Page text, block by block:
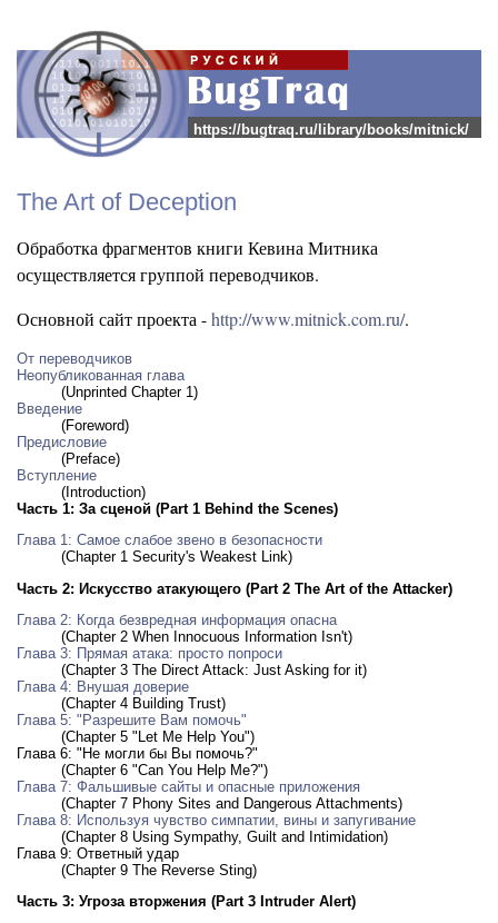
https://bugtraq.ru/library/books/mitnick/
The Art of Deception
Обработка фрагментов книги Кевина Митника
осуществляется группой переводчиков.
Основной сайт проекта -http://www.mitnick.com.ru/.
От переводчиков
Неопубликованная глава
(Unprinted Chapter 1)
Введение
(Foreword)
Предисловие
(Preface)
Вступление
(Introduction)
Часть 1: За сценой (Part 1 Behind the Scenes)
Глава 1: Самое слабое звено в безопасности
(Chapter 1 Security's Weakest Link)
Часть 2: Искусство атакующего (Part 2 The Art of the Attacker)
Глава 2: Когда безвредная информация опасна
(Chapter 2 When Innocuous Information Isn't)
Глава 3: Прямая атака: просто попроси
(Chapter 3 The Direct Attack: Just Asking for it)
Глава 4: Внушая доверие
(Chapter 4 Building Trust)
Глава 5: "Разрешите Вам помочь"
(Chapter 5 "Let Me Help You")
Глава 6: "Не могли бы Вы помочь?"
(Chapter 6 "Can You Help Me?")
Глава 7: Фальшивые сайты и опасные приложения
(Chapter 7 Phony Sites and Dangerous Attachments)
Глава 8: Используя чувство симпатии, вины и запугивание
(Chapter 8 Using Sympathy, Guilt and Intimidation)
Глава 9: Ответный удар
(Chapter 9 The Reverse Sting)
Часть 3: Угроза вторжения (Part 3 Intruder Alert)